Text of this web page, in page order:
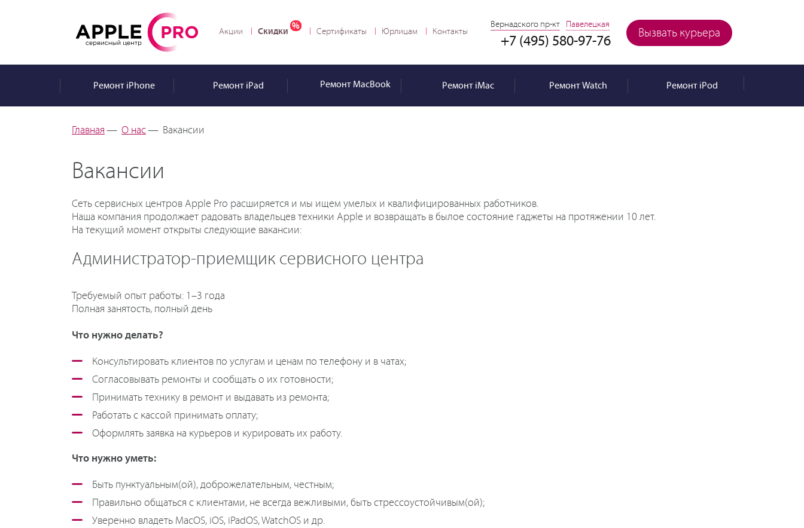
Вызвать курьера
Вернадского пр-кт Павелецкая
+7 (495) 580-97-76
Акции Скидки Сертификаты Юрлицам Контакты
РемонтiPhone РемонтiPad Ремонт MacBook РемонтiMac РемонтWatch РемонтiPod
Главная — О нас— Вакансии
Вакансии
Сеть сервисных центров Apple Pro расширяется и мы ищем умелых и квалифицированных работников.
Наша компания продолжает радовать владельцев техники Apple и возвращать в былое состояние гаджеты на протяжении 10 лет.
На текущий момент открыты следующие вакансии:
Администратор-приемщик сервисного центра
Требуемый опыт работы: 1–3 года
Полная занятость, полный день
Что нужно делать?
Консультировать клиентов по услугам и ценам по телефону и в чатах;
Согласовывать ремонты и сообщать о их готовности;
Принимать технику в ремонт и выдавать из ремонта;
Работать с кассой принимать оплату;
Оформлять заявка на курьеров и курировать их работу.
Что нужно уметь:
Быть пунктуальным(ой), доброжелательным, честным;
Правильно общаться с клиентами, не всегда вежливыми, быть стрессоустойчивым(ой);
Уверенно владеть MacOS, iOS, iPadOS, WatchOS и др.